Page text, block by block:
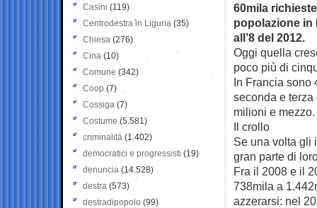
60mila
popolazione in
all’8 del 2012.
Oggi quella
poco più di
In Francia sono
seconda e
milioni e mezzo.
Il crollo
Se una volta gli
gran parte di
Fra il 2008 e il
738mila a
azzerarsi: nel
Casini (119)
Centrodestra in Liguria (35)
Chiesa (276)
Cina (10)
Comune (342)
Coop (7)
Cossiga (7)
Costume (5.581)
criminalità (1.402)
democratici e progressisti (19)
denuncia (14.528)
destra (573)
destradipopolo (99)